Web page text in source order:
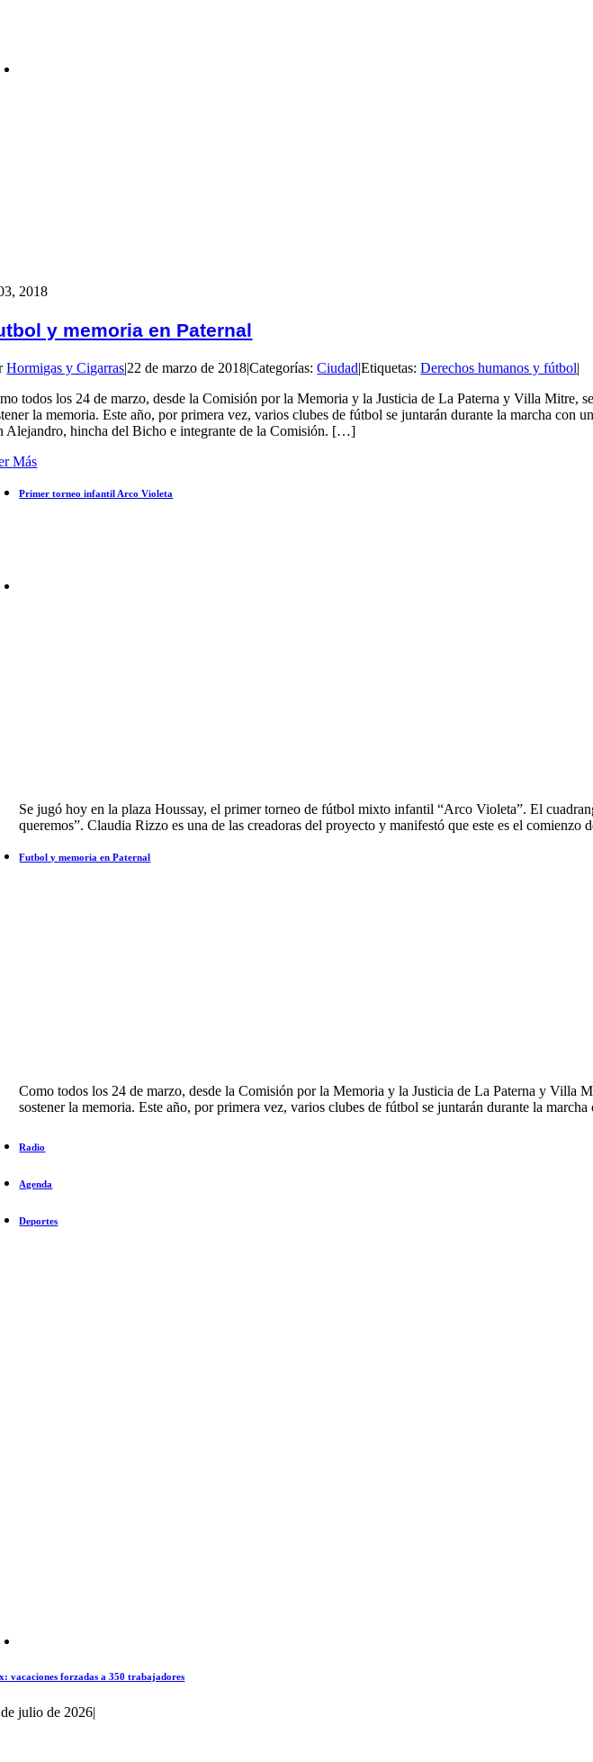
2018
y memoria en Paternal
Hormigas y Cigarras|22 de marzo de 2018|Categorías:Ciudad|Etiquetas:Derechos humanos y fútbol|
todos los 24 de marzo, desde la Comisión por la Memoria y la Justicia de La Paterna y Villa Mitre,
la memoria. Este año, por primera vez, varios clubes de fútbol se juntarán durante la marcha
Alejandro, hincha del Bicho e integrante de la Comisión. […]
Más
Primer torneo infantil Arco Violeta
Se jugó hoy en la plaza Houssay, el primer torneo de fútbol mixto infantil “Arco Violeta”. El
queremos”. Claudia Rizzo es una de las creadoras del proyecto y manifestó que este es el comienzo
Futbol y memoria en Paternal
Como todos los 24 de marzo, desde la Comisión por la Memoria y la Justicia de La Paterna y Villa
sostener la memoria. Este año, por primera vez, varios clubes de fútbol se juntarán durante la
Radio
Agenda
Deportes
vacaciones forzadas a 350 trabajadores
julio de 2026|